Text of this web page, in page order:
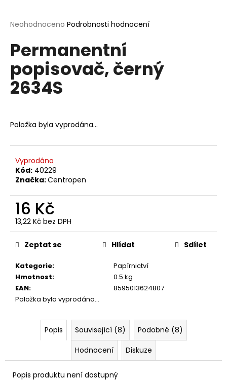
Průměrné
produktu
je
5
hvězdiček.
Neohodnoceno Podrobnosti hodnocení
Permanentní
popisovač, černý
2634S
Položka byla vyprodána…
Vyprodáno
Kód: 40229
Značka:Centropen
16 Kč
13,22 Kč bez DPH
Měrná
cena:
Kategorie:
Papírnictví
Hmotnost:
0.5 kg
EAN:
8595013624807
Položka byla vyprodána…
Zeptat se Hlídat Sdílet
Popis Související (8)
Podobné (8)
Hodnocení
Diskuze
Popis produktu není dostupný
j
t
?
D
o
p
o
u
č
u
e
m
e